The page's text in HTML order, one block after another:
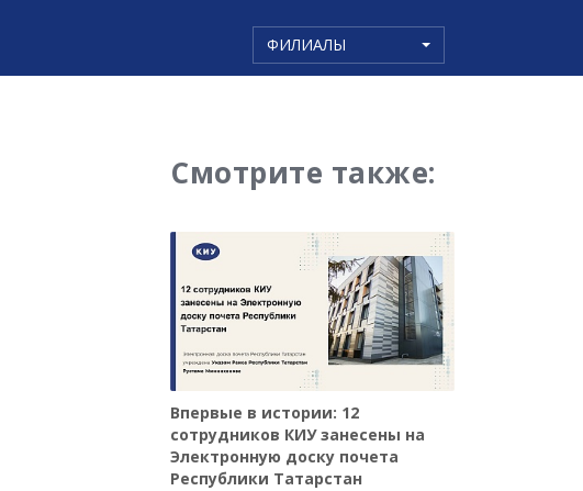
ФИЛИАЛЫ
Смотрите также:
Впервые в истории: 12
сотрудников КИУ занесены на
Электронную доску почета
Республики Татарстан